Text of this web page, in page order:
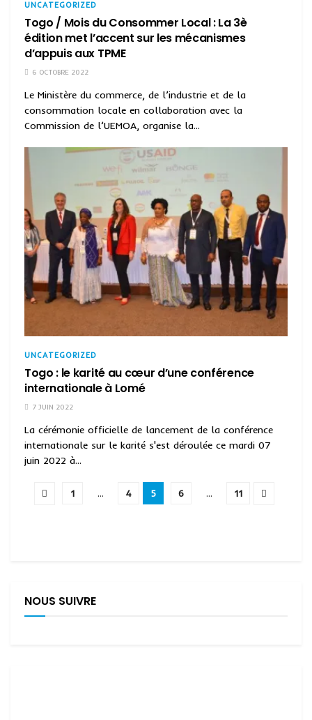
UNCATEGORIZED
Togo / Mois du Consommer Local : La 3è
édition met l’accent sur les mécanismes
d’appuis aux TPME
6 OCTOBRE 2022
Le Ministère du commerce, de l’industrie et de la
consommation locale en collaboration avec la
Commission de l’UEMOA, organise la...
UNCATEGORIZED
Togo : le karité au cœur d’une conférence
internationale à Lomé
7 JUIN 2022
La cérémonie officielle de lancement de la conférence
internationale sur le karité s'est déroulée ce mardi 07
juin 2022 à...
1 … 4 5 6 … 11
NOUS SUIVRE